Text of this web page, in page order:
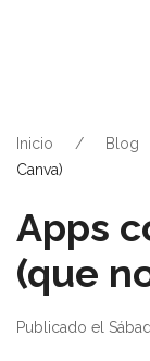
Inicio Blog
Canva)
Apps
(que
Publicado el